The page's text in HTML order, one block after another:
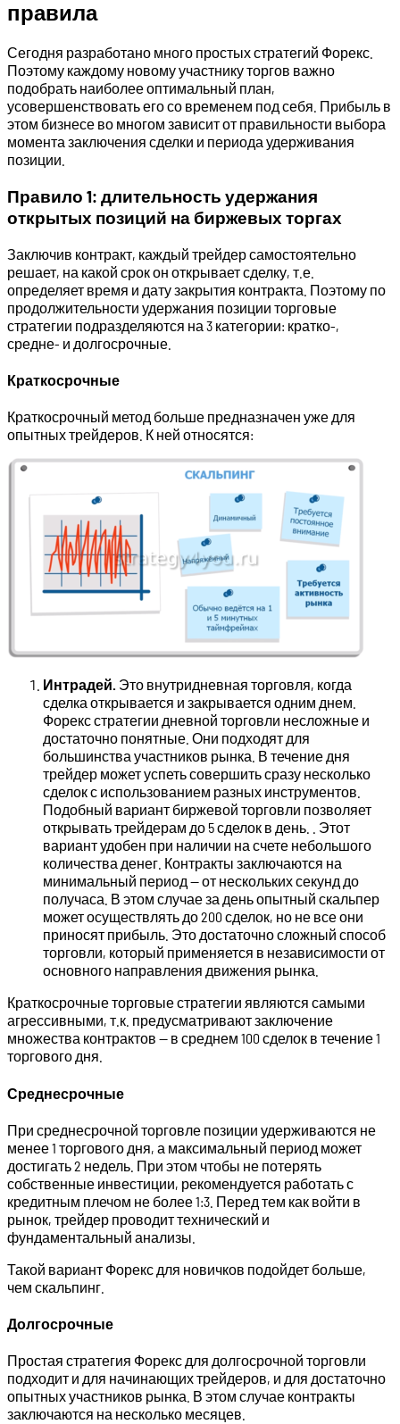
правила
Сегодня разработано много простых стратегий Форекс.
Поэтому каждому новому участнику торгов важно
подобрать наиболее оптимальный план,
усовершенствовать его со временем под себя. Прибыль в
этом бизнесе во многом зависит от правильности выбора
момента заключения сделки и периода удерживания
позиции.
Правило 1: длительность удержания
открытых позиций на биржевых торгах
Заключив контракт, каждый трейдер самостоятельно
решает, на какой срок он открывает сделку, т.е.
определяет время и дату закрытия контракта. Поэтому по
продолжительности удержания позиции торговые
стратегии подразделяются на 3 категории: кратко-,
средне- и долгосрочные.
Краткосрочные
Краткосрочный метод больше предназначен уже для
опытных трейдеров. К ней относятся:
Интрадей. Это внутридневная торговля, когда
сделка открывается и закрывается одним днем.
Форекс стратегии дневной торговли несложные и
достаточно понятные. Они подходят для
большинства участников рынка. В течение дня
трейдер может успеть совершить сразу несколько
сделок с использованием разных инструментов.
Подобный вариант биржевой торговли позволяет
открывать трейдерам до 5 сделок в день.
. Этот
вариант удобен при наличии на счете небольшого
количества денег. Контракты заключаются на
минимальный период — от нескольких секунд до
получаса. В этом случае за день опытный скальпер
может осуществлять до 200 сделок, но не все они
приносят прибыль. Это достаточно сложный способ
торговли, который применяется в независимости от
основного направления движения рынка.
Краткосрочные торговые стратегии являются самыми
агрессивными, т.к. предусматривают заключение
множества контрактов — в среднем 100 сделок в течение 1
торгового дня.
Среднесрочные
При среднесрочной торговле позиции удерживаются не
менее 1 торгового дня, а максимальный период может
достигать 2 недель. При этом чтобы не потерять
собственные инвестиции, рекомендуется работать с
кредитным плечом не более 1:3. Перед тем как войти в
рынок, трейдер проводит технический и
фундаментальный анализы.
Такой вариант Форекс для новичков подойдет больше,
чем скальпинг.
Долгосрочные
Простая стратегия Форекс для долгосрочной торговли
подходит и для начинающих трейдеров, и для достаточно
опытных участников рынка. В этом случае контракты
заключаются на несколько месяцев.